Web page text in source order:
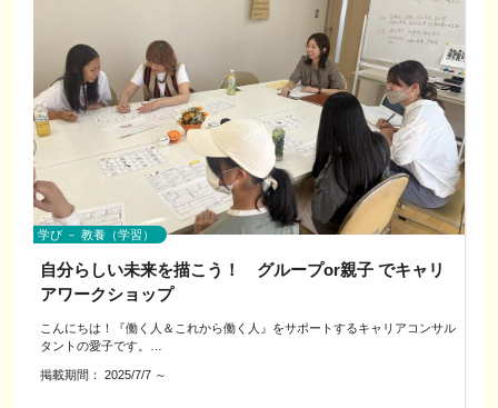
・各市町の総合計画パンフレット挿絵、地域イベントポスター制作
「伝わる・残る・親しんでもらえるデザイン」で、地域や活動の魅力をカタ
チにします。
A. 再剥離タイプなどをご紹介します。期間や環境により糊残りの可能性はあ
ります。
Q. 室内側から貼れますか？
A. 可能です。反転や裏貼りの方法・注意点をご説明します。
Q. 実際の施工までお願いできますか？
A. この会では行いません。希望者のみ、後日“別枠”で個別相談をご案内しま
す。
---------------------------------------------------
犬山市内（レンタルスペース・カフェ等）
◇お申込み：
「申込ページへ」ボタンよりご連絡ください。
◇ご相談までの流れ：
「申込ページへ」からのご連絡いただきましたら、日程調整等を行わせてい
お申込みの方へ、当日の場所をご連絡させていただきます。
◇お支払い：
事前にインターネット決済をお願いいたします。
（クレジットカード決済となりますので、難しい方はご相談ください）
お支払いください。
※上限としましては延長追加は45分まで（1回90分まで）
◇注意事項
当日キャンセルの場合は、改めての日程調整を行います。
ご希望の日程をお知らせください。
このメニューは、子どもたちや子育て世代の方々が、
「自分らしい働き方・生き方」を見つけていくためのきっかけ作りとしてご
用意しました。
このメニューでは、
◎「ハタラク×未来研究所」のシゴト★自分発見カード全72枚
（https://www.ai-work.jp/hatamilabo/）
◎「労働政策研究・研修機構」のVRTカード全54枚
（https://www.jil.go.jp/institute/seika/vrtcard/index.html）
を使用して、みなさんの「やってみたい仕事」や「興味・関心の方向性」を
一緒に探していきます！
～ワーク内容～
クです。
ゲーム感覚でカードを仕分けるだけで、
学び － 教養（学習）
自分らしい未来を描こう！ グループor親子 でキャリ
アワークショップ
こんにちは！『働く人＆これから働く人』をサポートするキャリアコンサル
タントの愛子です。
私は現在、教育現場にも携わりながら、
掲載期間： 2025/7/7 ～